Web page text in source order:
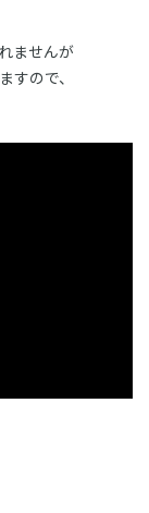
ませんが
すので、